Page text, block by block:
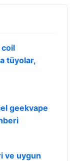
tüyolar,
geekvape
ve uygun